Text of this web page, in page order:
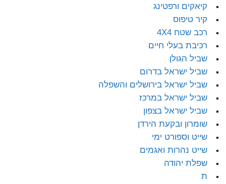
קיאקים ורפטינג
קיר טיפוס
רכב שטח 4X4
רכיבת בעלי חיים
שביל הגולן
שביל ישראל בדרום
שביל ישראל בירושלים והשפלה
שביל ישראל במרכז
שביל ישראל בצפון
שומרון ובקעת הירדן
שייט וספורט ימי
שייט נהרות ואגמים
שפלת יהודה
ת